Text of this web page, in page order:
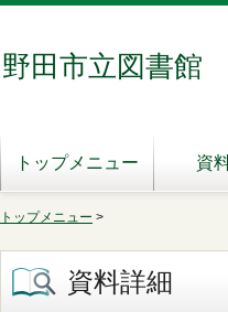
野田市立図書館
トップメニュー 資
トップメニュー >
資料詳細